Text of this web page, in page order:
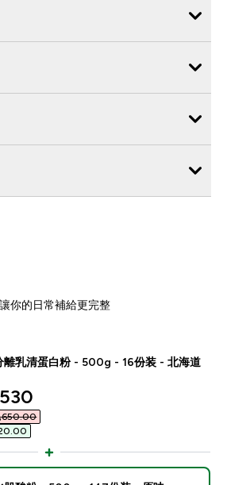
你的日常補給更完整
乳清蛋白粉 - 500g - 16份装 - 北海道
price